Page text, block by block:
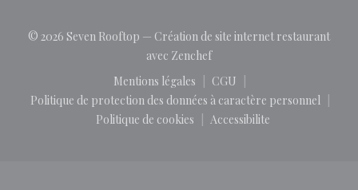
© 2026 Seven Rooftop — Création de site internet restaurant
avec Zenchef((ouvre une nouvelle
Mentions légales
((ouvre une nouvelle fenêtre))
CGU
((ouvre une nouvelle
Politique de protection des données à caractère personnel
((ouvre une nouvelle fenêtre))
Politique de cookies
((ouvre une nouvelle fenêtre))
Accessibilite
((ouvre une nouvelle